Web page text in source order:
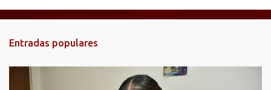
n
t
Entradas populares